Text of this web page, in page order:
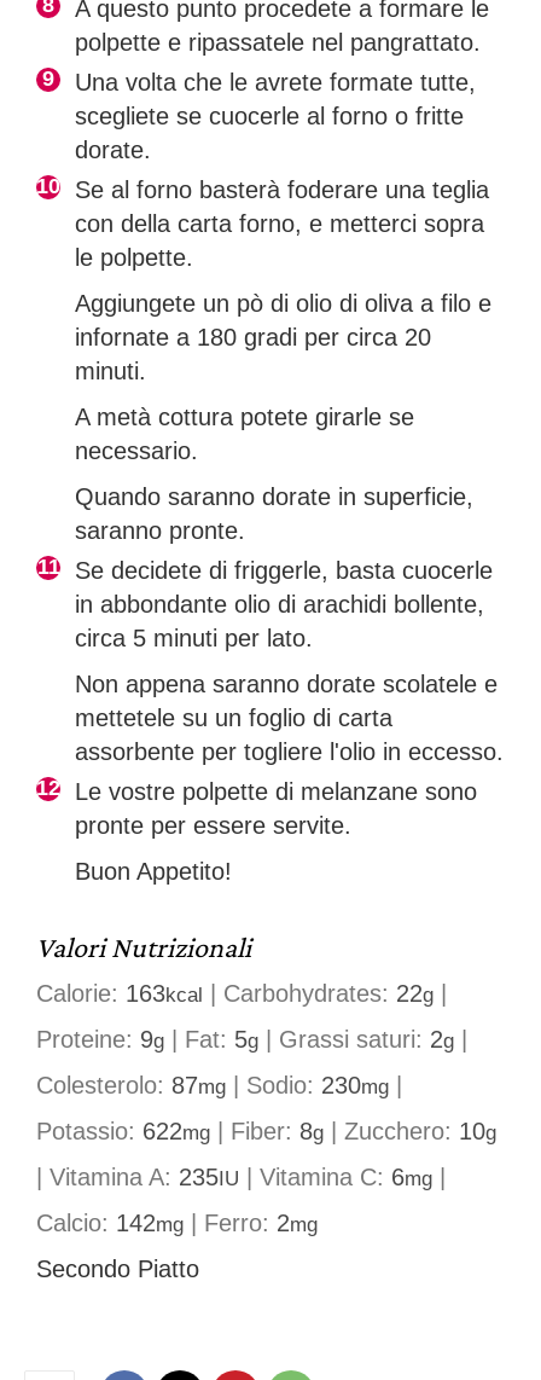
A questo punto procedete a formare le
polpette e ripassatele nel pangrattato.
Una volta che le avrete formate tutte,
scegliete se cuocerle al forno o fritte
dorate.
Se al forno basterà foderare una teglia
con della carta forno, e metterci sopra
le polpette.
Aggiungete un pò di olio di oliva a filo e
infornate a 180 gradi per circa 20
minuti.
A metà cottura potete girarle se
necessario.
Quando saranno dorate in superficie,
saranno pronte.
Se decidete di friggerle, basta cuocerle
in abbondante olio di arachidi bollente,
circa 5 minuti per lato.
Non appena saranno dorate scolatele e
mettetele su un foglio di carta
assorbente per togliere l'olio in eccesso.
Le vostre polpette di melanzane sono
pronte per essere servite.
Buon Appetito!
Valori Nutrizionali
Calorie: 163kcal | Carbohydrates: 22g |
Proteine: 9g | Fat: 5g | Grassi saturi: 2g |
Colesterolo: 87mg | Sodio: 230mg |
Potassio: 622mg | Fiber: 8g | Zucchero: 10g
| Vitamina A: 235IU | Vitamina C: 6mg |
Calcio: 142mg | Ferro: 2mg
Secondo Piatto